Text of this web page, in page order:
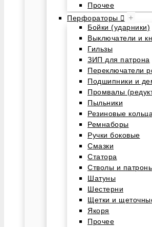
Прочее
Перфораторы
+
Бойки (ударники)
Выключатели и
Гильзы
ЗИП для патрона
Переключатели
Подшипники и
Промвалы
Пыльники
Резиновые кольца
Ремнаборы
Ручки боковые
Смазки
Статора
Стволы и
Шатуны
Шестерни
Щетки и
Якоря
Прочее